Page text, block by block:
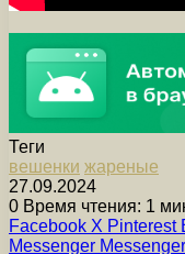
Теги
вешенки жареные
27.09.2024
0 Время чтения: 1
Facebook X Pinterest
Messenger Messenger